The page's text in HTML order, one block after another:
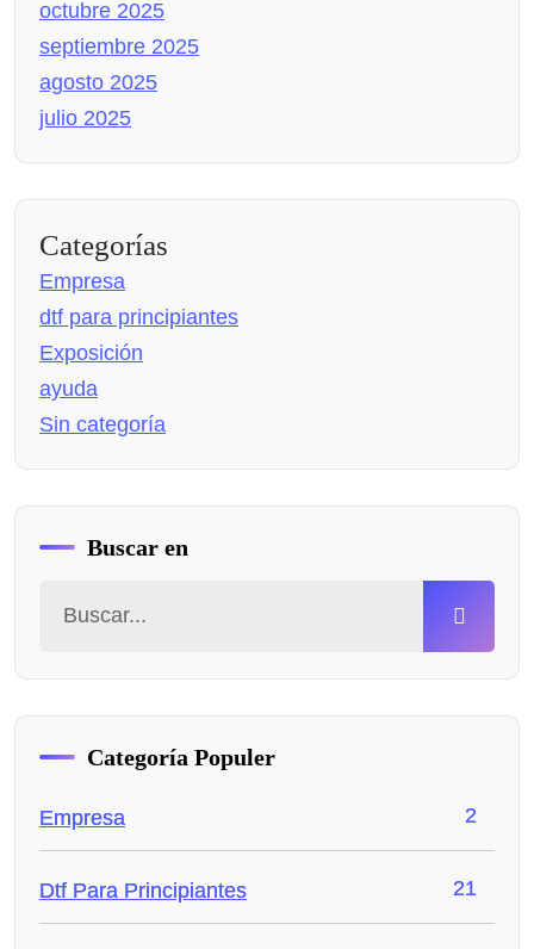
octubre 2025
septiembre 2025
agosto 2025
julio 2025
Categorías
Empresa
dtf para principiantes
Exposición
ayuda
Sin categoría
Buscar en
Categoría Populer
Empresa 2
Dtf Para Principiantes 21